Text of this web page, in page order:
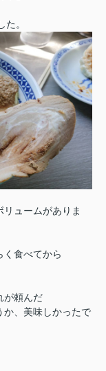
。
ュームがありま
く食べてから
が頼んだ
か、美味しかったで